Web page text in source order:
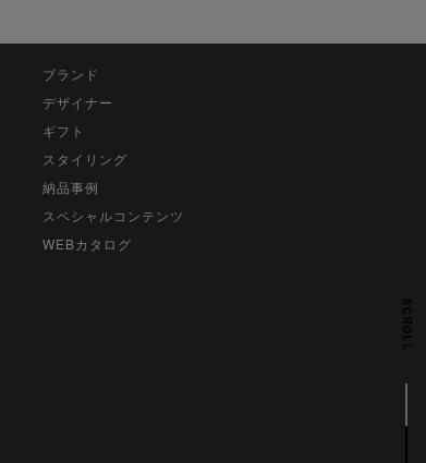
SCROLL
ブランド
デザイナー
ギフト
スタイリング
納品事例
スペシャルコンテンツ
WEBカタログ